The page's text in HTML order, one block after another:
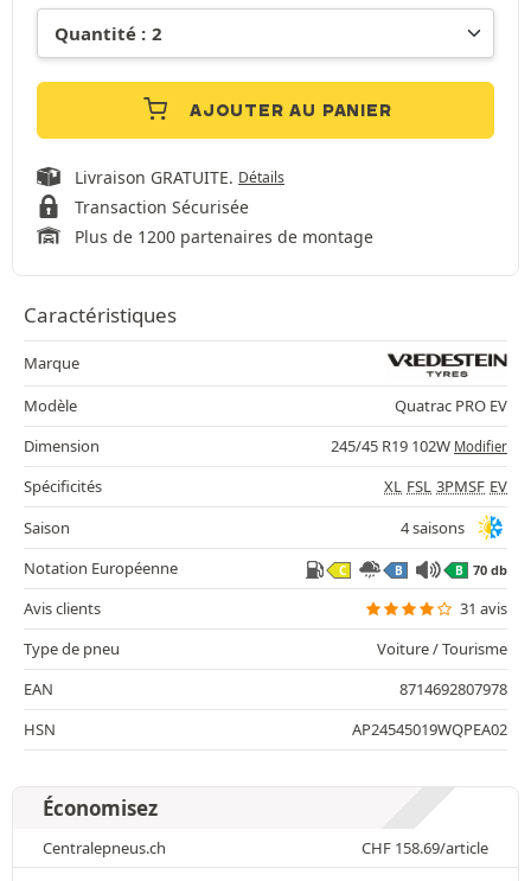
AJOUTER AU PANIER
Livraison GRATUITE. Détails
Transaction Sécurisée
Plus de 1200 partenaires de montage
Caractéristiques
Marque
Modèle
Quatrac PRO EV
Dimension
245/45 R19 102W Modifier
Spécificités XL FSL 3PMSF EV
Saison
4 saisons
Notation Européenne
C B B 70 db
Avis clients
31 avis
Type de pneu
Voiture / Tourisme
EAN
8714692807978
HSN
AP24545019WQPEA02
Économisez
Centralepneus.ch CHF 158.69/article